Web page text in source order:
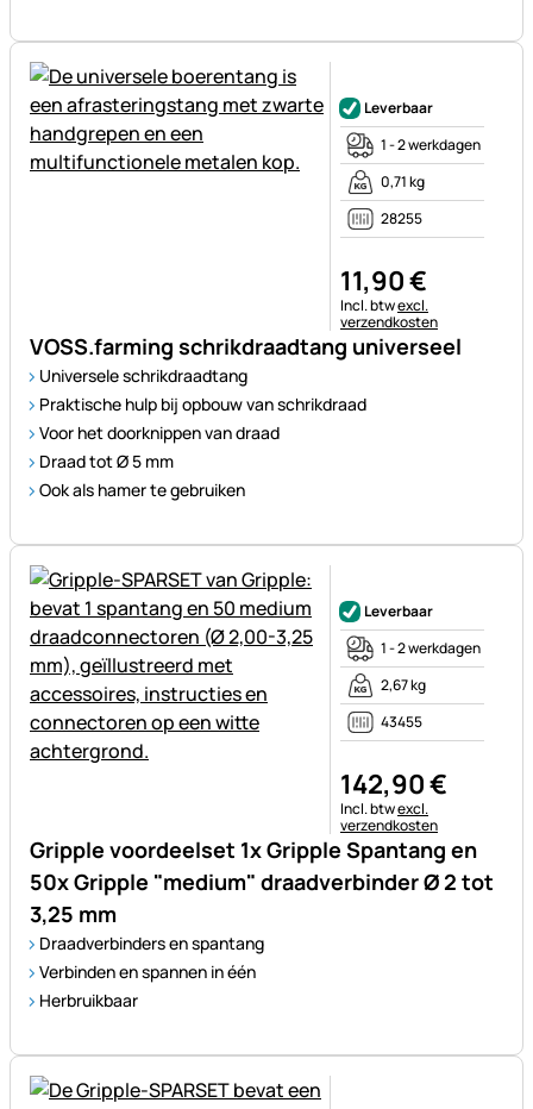
VOSS.farming schrikdraadtang universeel
Universele schrikdraadtang
Praktische hulp bij opbouw van schrikdraad
Voor het doorknippen van draad
Draad tot Ø 5 mm
Ook als hamer te gebruiken
Leverbaar
1 - 2 werkdagen
0,71 kg
28255
11,90€
Belastinginformatie:
Incl. btwexcl.
verzendkosten
Gripple voordeelset 1x Gripple Spantang en
50x Gripple "medium" draadverbinder Ø 2 tot
3,25 mm
Draadverbinders en spantang
Verbinden en spannen in één
Herbruikbaar
Leverbaar
1 - 2 werkdagen
2,67 kg
43455
142,90€
Belastinginformatie:
Incl. btwexcl.
verzendkosten